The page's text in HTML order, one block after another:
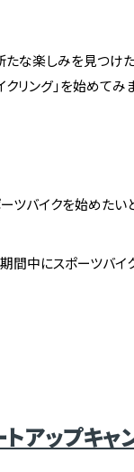
な楽しみを見つけ
リング」を始めてみ
バイクを始めたいと
中にスポーツバイ
アップキャ